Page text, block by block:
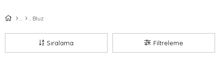
Bluz
Filtreleme
Sıralama